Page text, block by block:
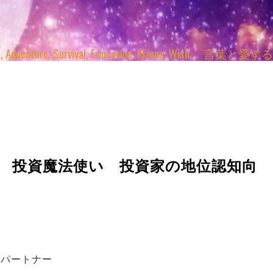
Survival, Education, Kizuna, Wish. 言葉と
資魔法使い 投資家の地位認知向
ートナー